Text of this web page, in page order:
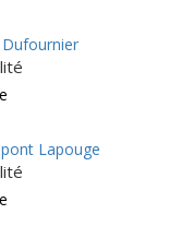
Lapouge